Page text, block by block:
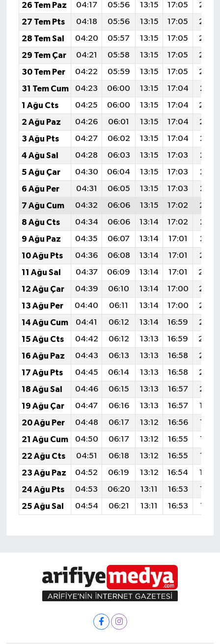
26 Tem Paz
04:17 05:56 13:15 17:05
27 Tem Pts
04:18 05:56 13:15 17:05
28 Tem Sal
04:20 05:57 13:15 17:05
29 Tem Çar
04:21 05:58 13:15 17:05
30 Tem Per
04:22 05:59 13:15 17:05
31 Tem Cum
04:23 06:00 13:15 17:04
20:21
1 Ağu Cts
04:25 06:00 13:15 17:04
2 Ağu Paz
04:26 06:01 13:15 17:04
3 Ağu Pts
04:27 06:02 13:15 17:04
20:18
4 Ağu Sal
04:28 06:03 13:15 17:03
20:17
5 Ağu Çar
04:30 06:04 13:15 17:03
20:16
6 Ağu Per
04:31 06:05 13:15 17:03
20:15
7 Ağu Cum
04:32 06:06 13:15 17:02
8 Ağu Cts
04:34 06:06 13:14 17:02
20:13
9 Ağu Paz
04:35 06:07 13:14 17:01
20:12
10 Ağu Pts
04:36 06:08 13:14 17:01
11 Ağu Sal
04:37 06:09 13:14 17:01
12 Ağu Çar
04:39 06:10 13:14 17:00
13 Ağu Per
04:40 06:11 13:14 17:00
14 Ağu Cum
04:41 06:12 13:14 16:59
15 Ağu Cts
04:42 06:12 13:13 16:59
16 Ağu Paz
04:43 06:13 13:13 16:58
17 Ağu Pts
04:45 06:14 13:13 16:58
18 Ağu Sal
04:46 06:15 13:13 16:57
19 Ağu Çar
04:47 06:16 13:13 16:57
20 Ağu Per
04:48 06:17 13:12 16:56
19:58
21 Ağu Cum
04:50 06:17 13:12 16:55
19:57
22 Ağu Cts
04:51 06:18 13:12 16:55
19:55
23 Ağu Paz
04:52 06:19 13:12 16:54
24 Ağu Pts
04:53 06:20 13:11 16:53
19:53
25 Ağu Sal
04:54 06:21 13:11 16:53 19:51